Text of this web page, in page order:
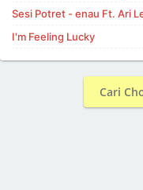
Sesi Potret - enau Ft. Ari
I'm Feeling Lucky